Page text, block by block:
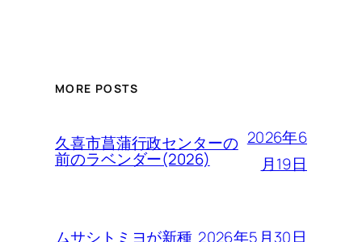
MORE POSTS
久喜市菖蒲行政センターの
前のラベンダー(2026)
2026年6
月19日
ムサシトミヨが新種 2026年5月30日